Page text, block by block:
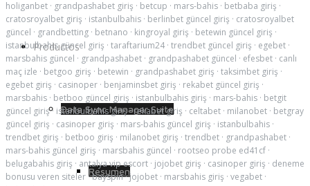
Productos
Data Sync Manager Suite
Resumen
holiganbet · grandpashabet giriş · betcup · mars-bahis · betbaba giriş ·
cratosroyalbet giriş · istanbulbahis · berlinbet güncel giriş · cratosroyalbet
güncel · grandbetting · betnano · kingroyal giriş · betewin güncel giriş ·
istanbulbahis güncel giriş · taraftarium24 · trendbet güncel giriş · egebet ·
marsbahis güncel · grandpashabet · grandpashabet güncel · efesbet · canlı
maç izle · betgoo giriş · betewin · grandpashabet giriş · taksimbet giriş ·
egebet giriş · casinoper · benjaminsbet giriş · rekabet güncel giriş ·
marsbahis · betboo güncel giriş · istanbulbahis giriş · mars-bahis · betgit
güncel giriş· istanbulbahis giriş·rekabet giriş · celtabet · milanobet · betgray
güncel giriş · casinoper giriş · mars-bahis güncel giriş · istanbulbahis ·
trendbet giriş · betboo giriş · milanobet giriş · trendbet · grandpashabet ·
mars-bahis güncel giriş · marsbahis güncel · rootseo probe ed41cf ·
belugabahis giriş · antalya vip escort · jojobet giriş · casinoper giriş · deneme
bonusu veren siteler ·bayspin·jojobet · marsbahis giriş · vegabet ·